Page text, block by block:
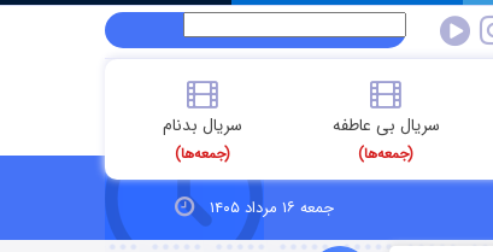
سریال بی عاطفه
(جمعه‌ها)
سریال بدنام
(جمعه‌ها)
جمعه ۱۶ مرداد ۱۴۰۵